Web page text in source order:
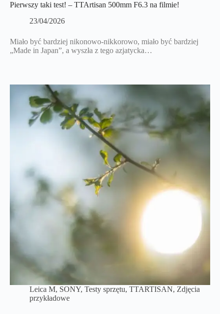
Pierwszy taki test! – TTArtisan 500mm F6.3 na filmie!
23/04/2026
Miało być bardziej nikonowo-nikkorowo, miało być bardziej
„Made in Japan”, a wyszła z tego azjatycka…
Leica M, SONY, Testy sprzętu, TTARTISAN, Zdjęcia
przykładowe